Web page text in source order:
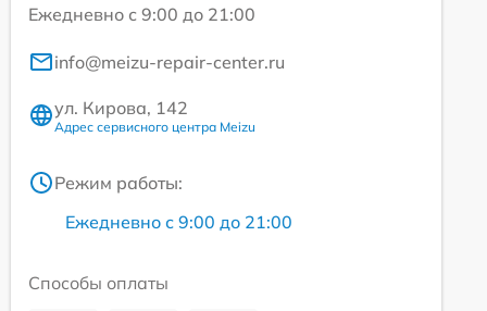
Ежедневно с 9:00 до 21:00
info@meizu-repair-center.ru
ул. Кирова, 142
Адрес сервисного центра Meizu
Режим работы:
Ежедневно с 9:00 до 21:00
Способы оплаты